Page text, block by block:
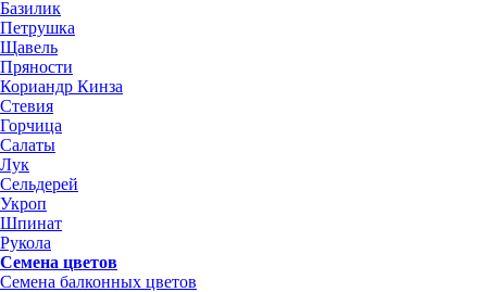
Базилик
Петрушка
Щавель
Пряности
Кориандр Кинза
Стевия
Горчица
Салаты
Лук
Сельдерей
Укроп
Шпинат
Рукола
Семена цветов
Семена балконных цветов